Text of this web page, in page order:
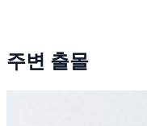
주변 출몰